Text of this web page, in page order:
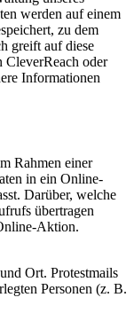
werden auf einem
zu dem
greift auf diese
CleverReach oder
Informationen
Rahmen einer
in ein Online-
Darüber, welche
übertragen
Aktion.
Ort. Protestmails
Personen (z. B.